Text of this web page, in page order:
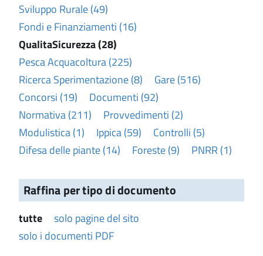
Sviluppo Rurale (49)
Fondi e Finanziamenti (16)
QualitaSicurezza (28)
Pesca Acquacoltura (225)
Ricerca Sperimentazione (8)
Gare (516)
Concorsi (19)
Documenti (92)
Normativa (211)
Provvedimenti (2)
Modulistica (1)
Ippica (59)
Controlli (5)
Difesa delle piante (14)
Foreste (9) PNRR (1)
Raffina per tipo di documento
tutte
solo pagine del sito
solo i documenti PDF